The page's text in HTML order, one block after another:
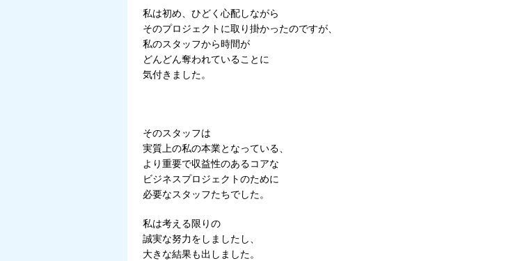
私は初め、ひどく心配しながら
そのプロジェクトに取り掛かったのですが、
私のスタッフから時間が
どんどん奪われていることに
気付きました。
そのスタッフは
実質上の私の本業となっている、
より重要で収益性のあるコアな
ビジネスプロジェクトのために
必要なスタッフたちでした。
私は考える限りの
誠実な努力をしましたし、
大きな結果も出しました。